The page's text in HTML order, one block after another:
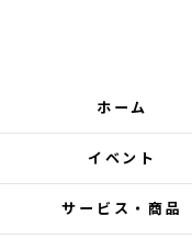
ホーム
イベント
サービス・商品